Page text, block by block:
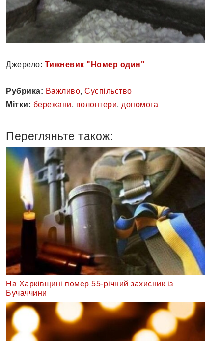
Джерело: Тижневик "Номер один"
Рубрика: Важливо, Суспільство
Мітки: бережани, волонтери, допомога
Перегляньте також:
На Харківщині помер 55-річний захисник із
Бучаччини